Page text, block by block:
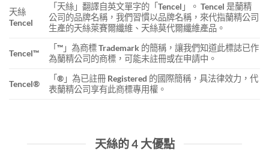
天絲
Tencel
「天絲」翻譯自英文單字的「Tencel」。 Tencel 是蘭精
公司的品牌名稱，我們習慣以品牌名稱，來代指蘭精公司
生產的天絲萊賽爾纖維、天絲莫代爾纖維產品。
Tencel™
「™」為商標 Trademark 的簡稱，讓我們知道此標誌已作
為蘭精公司的商標，可能未註冊或在申請中。
Tencel®
「®」為已註冊 Registered 的國際簡稱，具法律效力，代
表蘭精公司享有此商標專用權。
天絲的 4 大優點